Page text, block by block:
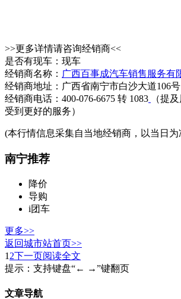
>>更多详情请咨询经销商<<
是否有现车：现车
经销商名称： 广西百事成汽车销售服务有
经销商地址：广西省南宁市白沙大道106
经销商电话：400-076-6675 转 1083
（提
受到更好的服务）
(本行情信息采集自当地经销商，以当日
南宁推荐
降价
导购
i团车
更多>>
返回城市站首页>>
1 2下一页阅读全文
提示：支持键盘“← →”键翻页
文章导航